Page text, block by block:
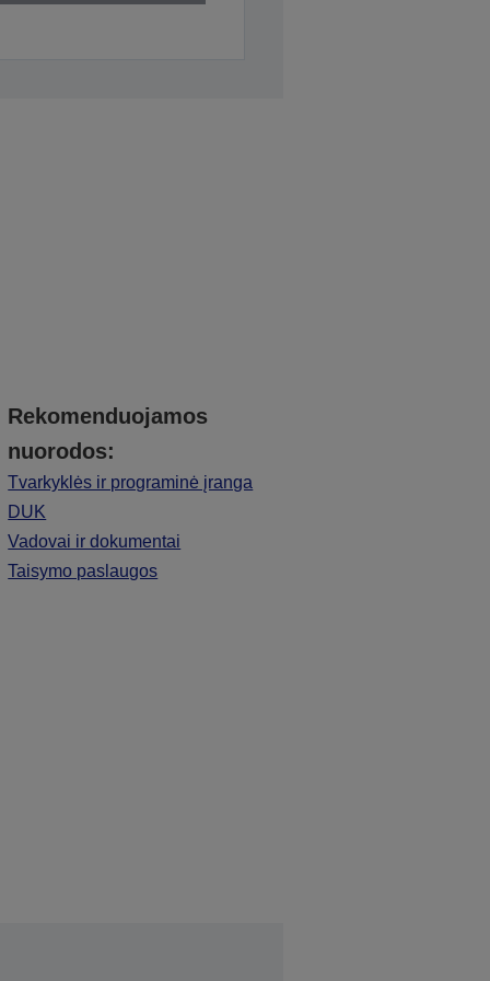
Rekomenduojamos
nuorodos:
Tvarkyklės ir programinė įranga
DUK
Vadovai ir dokumentai
Taisymo paslaugos